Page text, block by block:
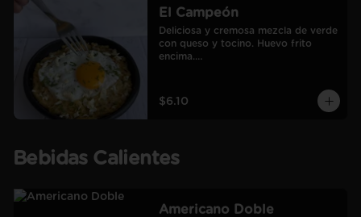
El Campeón
Deliciosa y cremosa mezcla de verde
con queso y tocino. Huevo frito
encima.
$6.10
Bebidas Calientes
Americano Doble